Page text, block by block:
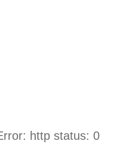
http status: 0